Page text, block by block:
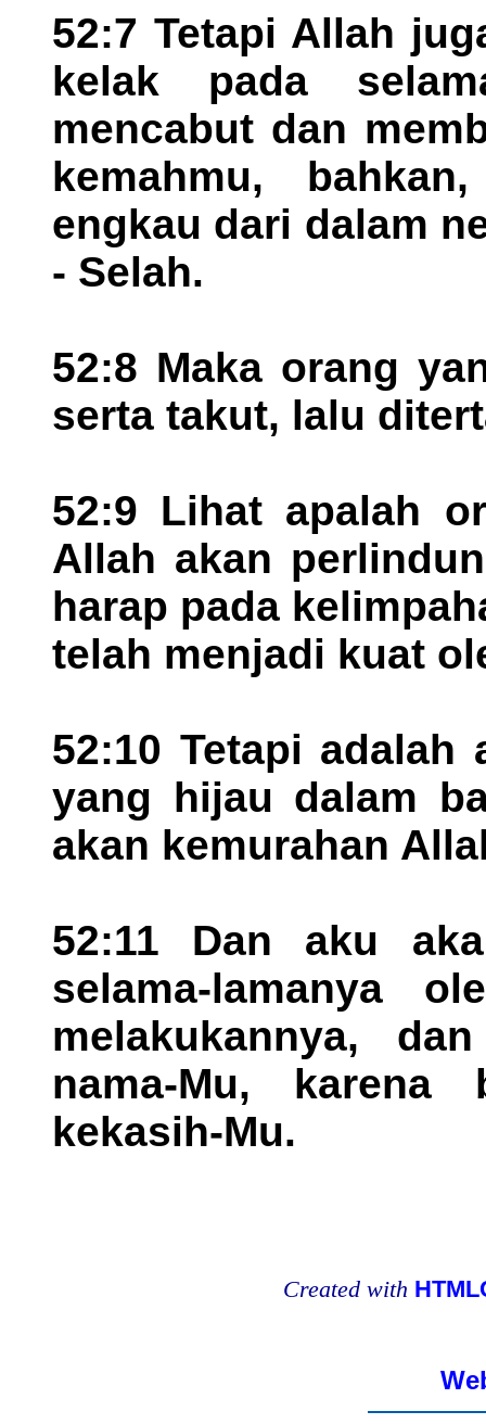
52:7 Tetapi Allah
kelak pada
mencabut dan
kemahmu,
engkau dari dalam
- Selah.
52:8 Maka orang
serta takut, lalu
52:9 Lihat apalah
Allah akan
harap pada
telah menjadi kuat
52:10 Tetapi
yang hijau dalam
akan kemurahan
52:11 Dan aku
selama-lamanya
melakukannya,
nama-Mu,
kekasih-Mu.
Created with